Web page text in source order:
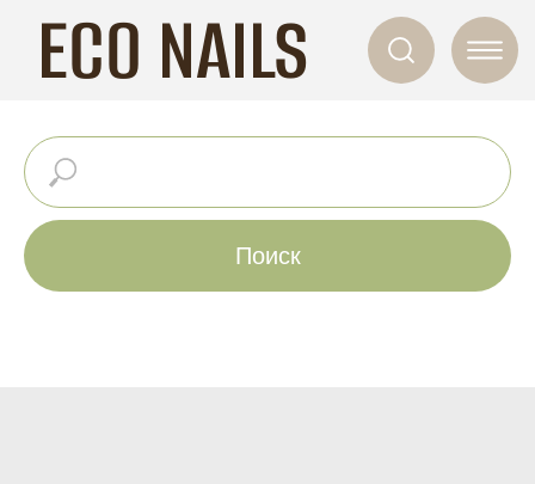
ECO NAILS
Поиск